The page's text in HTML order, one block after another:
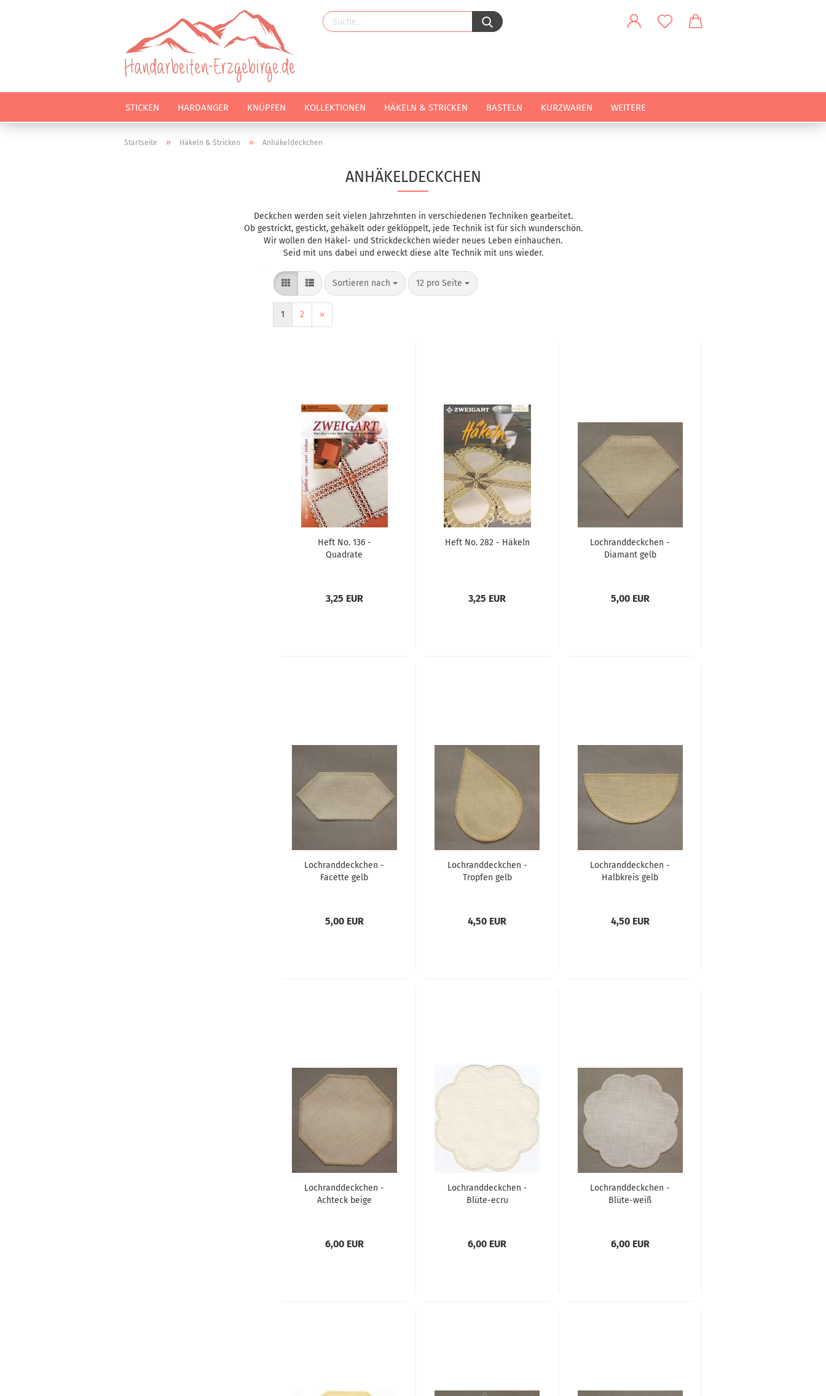
STICKEN HARDANGER KNÜPFEN KOLLEKTIONEN HÄKELN & STRICKEN BASTELN KURZWAREN WEITERE
Startseite » Häkeln & Stricken » Anhäkeldeckchen
ANHÄKELDECKCHEN
Deckchen werden seit vielen Jahrzehnten in verschiedenen Techniken gearbeitet.
Ob gestrickt, gestickt, gehäkelt oder geklöppelt, jede Technik ist für sich wunderschön.
Wir wollen den Häkel- und Strickdeckchen wieder neues Leben einhauchen.
Seid mit uns dabei und erweckt diese alte Technik mit uns wieder.
Sortieren nach 12 pro Seite
1 2 »
Heft No. 136 -
Quadrate
3,25 EUR
Heft No. 282 - Häkeln
3,25 EUR
Lochranddeckchen -
Diamant gelb
5,00 EUR
Lochranddeckchen -
Facette gelb
5,00 EUR
Lochranddeckchen -
Tropfen gelb
4,50 EUR
Lochranddeckchen -
Halbkreis gelb
4,50 EUR
Lochranddeckchen -
Achteck beige
6,00 EUR
Lochranddeckchen -
Blüte-ecru
6,00 EUR
Lochranddeckchen -
Blüte-weiß
6,00 EUR